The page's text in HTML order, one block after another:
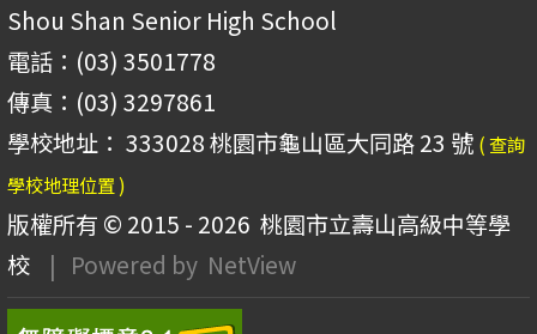
Shou Shan Senior High School
電話：(03) 3501778
傳真：(03) 3297861
學校地址： 333028 桃園市龜山區大同路 23 號 ( 查詢
學校地理位置 )
版權所有 © 2015 - 2026 桃園市立壽山高級中等學
校
| Powered by NetView